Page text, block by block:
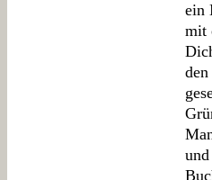
ein
mit